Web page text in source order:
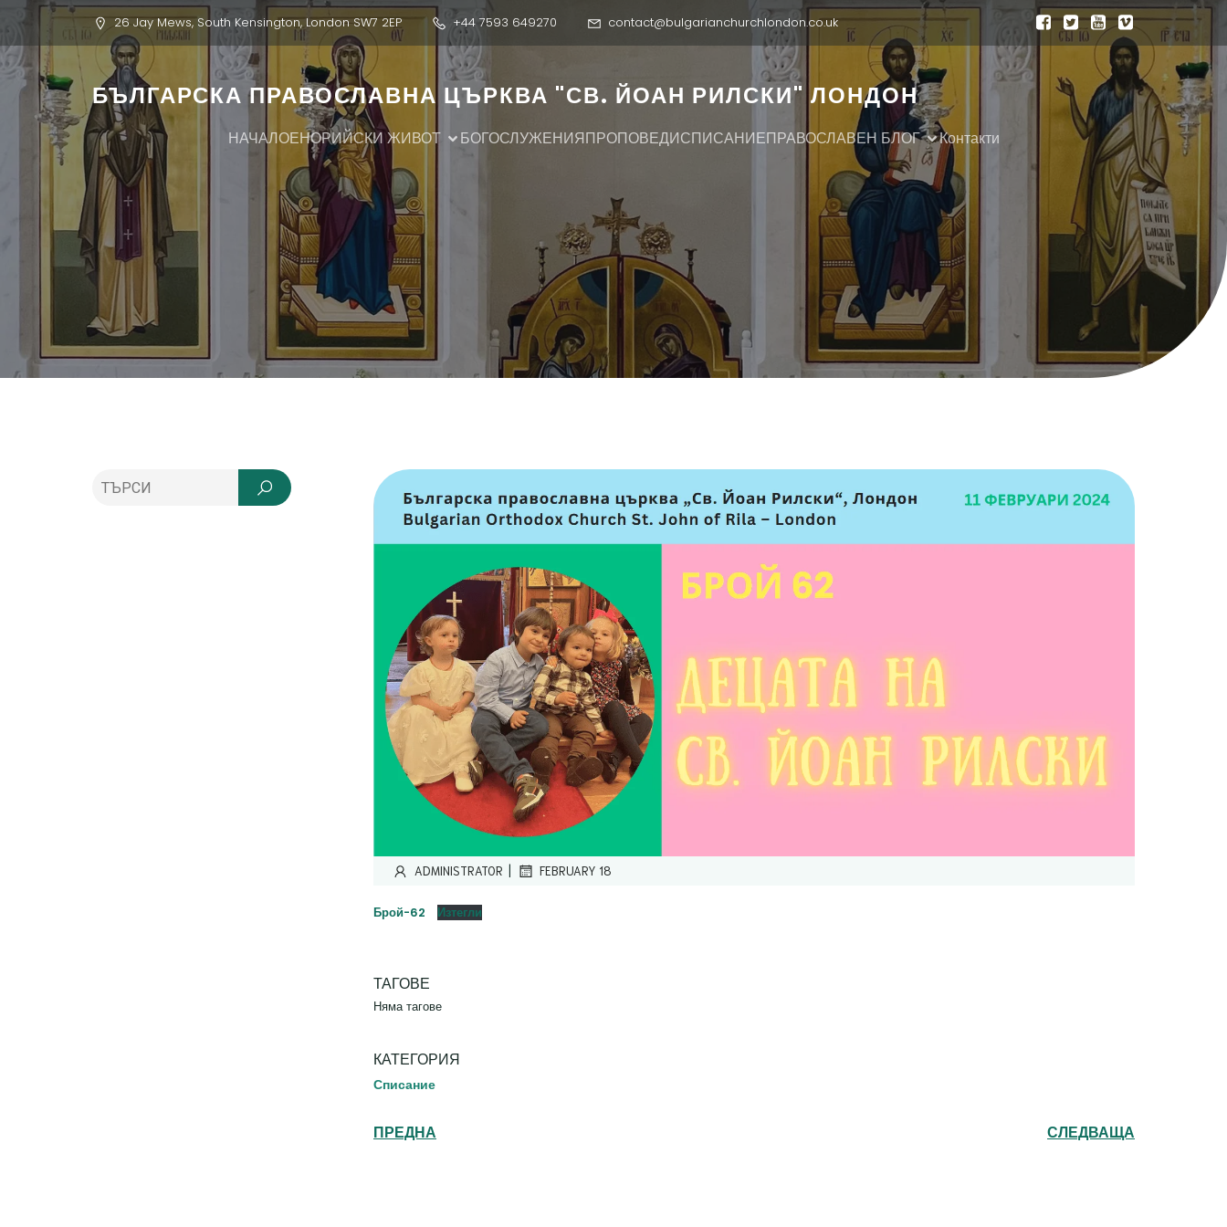
26 Jay Mews, South Kensington, London SW7 2EP +44 7593 649270 contact@bulgarianchurchlondon.co.uk
БЪЛГАРСКА ПРАВОСЛАВНА ЦЪРКВА "СВ. ЙОАН РИЛСКИ" ЛОНДОН
НАЧАЛОЕНОРИЙСКИ ЖИВОТ БОГОСЛУЖЕНИЯПРОПОВЕДИСПИСАНИЕПРАВОСЛАВЕН БЛОГ Контакти
ADMINISTRATOR | FEBRUARY 18
Брой-62 Изтегли
ТАГОВЕ
Няма тагове
КАТЕГОРИЯ
Списание
ПРЕДНА СЛЕДВАЩА